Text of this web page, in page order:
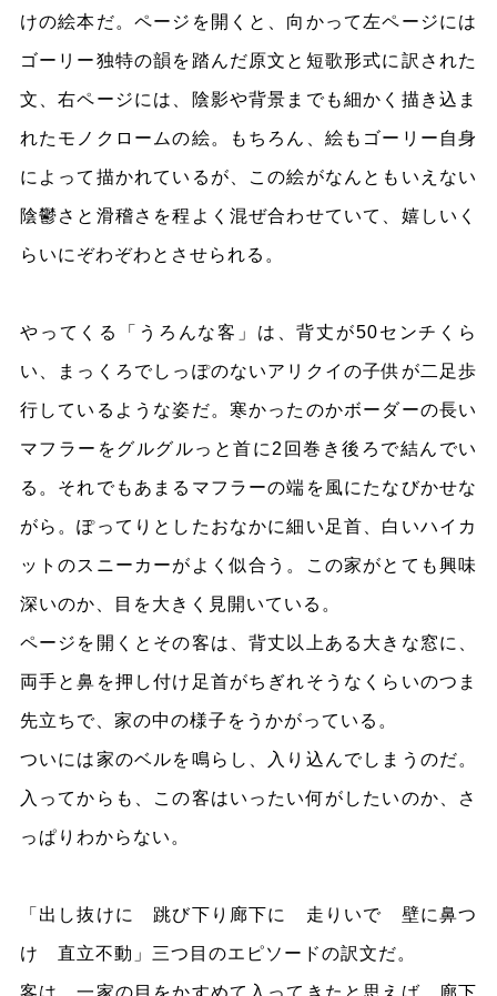
けの絵本だ。ページを開くと、向かって左ページには
ゴーリー独特の韻を踏んだ原文と短歌形式に訳された
文、右ページには、陰影や背景までも細かく描き込ま
れたモノクロームの絵。もちろん、絵もゴーリー自身
によって描かれているが、この絵がなんともいえない
陰鬱さと滑稽さを程よく混ぜ合わせていて、嬉しいく
らいにぞわぞわとさせられる。
やってくる「うろんな客」は、背丈が50センチくら
い、まっくろでしっぽのないアリクイの子供が二足歩
行しているような姿だ。寒かったのかボーダーの長い
マフラーをグルグルっと首に2回巻き後ろで結んでい
る。それでもあまるマフラーの端を風にたなびかせな
がら。ぽってりとしたおなかに細い足首、白いハイカ
ットのスニーカーがよく似合う。この家がとても興味
深いのか、目を大きく見開いている。
ページを開くとその客は、背丈以上ある大きな窓に、
両手と鼻を押し付け足首がちぎれそうなくらいのつま
先立ちで、家の中の様子をうかがっている。
ついには家のベルを鳴らし、入り込んでしまうのだ。
入ってからも、この客はいったい何がしたいのか、さ
っぱりわからない。
「出し抜けに 跳び下り廊下に 走りいで 壁に鼻つ
け 直立不動」三つ目のエピソードの訳文だ。
客は、一家の目をかすめて入ってきたと思えば、廊下